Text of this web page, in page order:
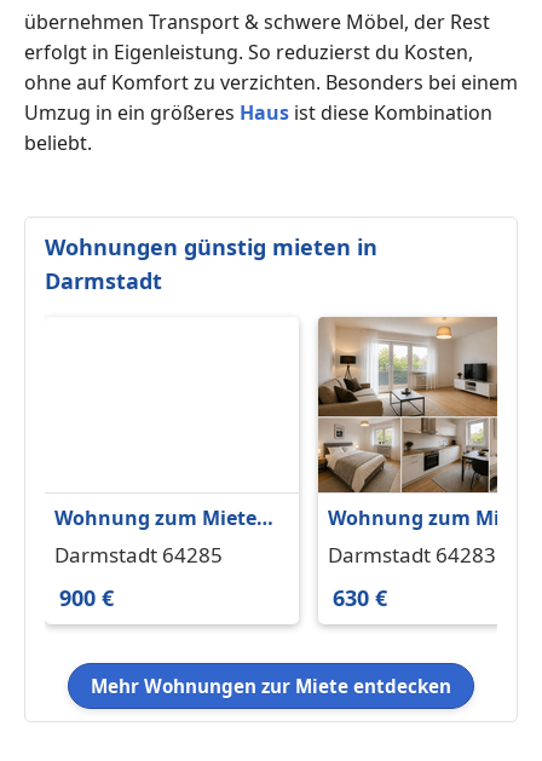
übernehmen Transport & schwere Möbel, der Rest
erfolgt in Eigenleistung. So reduzierst du Kosten,
ohne auf Komfort zu verzichten. Besonders bei einem
Umzug in ein größeres Haus ist diese Kombination
beliebt.
Wohnungen günstig mieten in
Darmstadt
Wohnung zum Mieten
in Darmstadt 900 € 60
Darmstadt 64285
900 €
Wohnung zum Mieten
in Darmstadt 630 € 45
Darmstadt 64283
630 €
Mehr Wohnungen zur Miete entdecken